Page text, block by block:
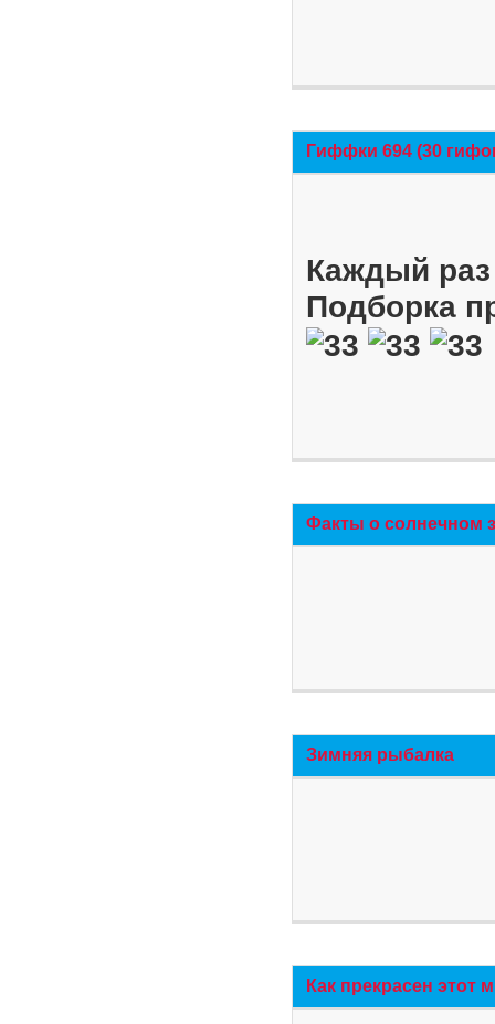
Гиффки 694 (30
Каждый
Подборка
Факты о солнечном
Зимняя рыбалка
Как прекрасен этот